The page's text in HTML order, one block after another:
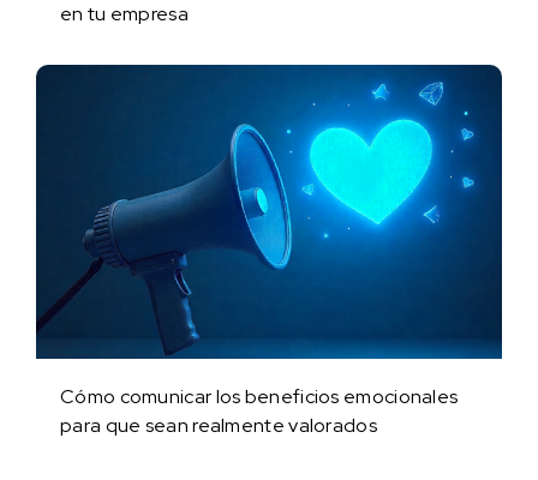
en tu empresa
Cómo comunicar los beneficios emocionales
para que sean realmente valorados